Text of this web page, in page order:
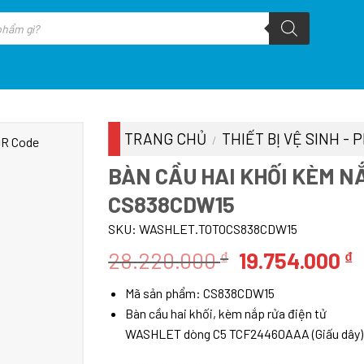
TRANG CHỦ / THIẾT BỊ VỆ SINH -
BÀN CẦU HAI KHỐI KÈM
CS838CDW15
SKU: WASHLET.TOTOCS838CDW15
28.220.000₫ Giá
là:
28.220.000 ₫.
19.754.000 ₫
là:
Mã sản phẩm: CS838CDW15
Bàn cầu hai khối, kèm nắp rửa điện tử
WASHLET dòng C5 TCF24460AAA (Giấu dây)